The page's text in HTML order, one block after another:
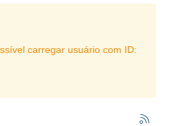
carregar usuário com ID: